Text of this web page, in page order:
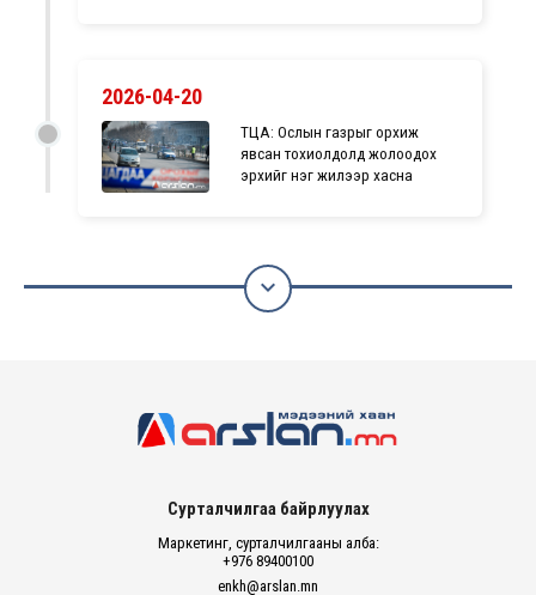
2026-04-20
ТЦА: Ослын газрыг орхиж
явсан тохиолдолд жолоодох
эрхийг нэг жилээр хасна

Сурталчилгаа байрлуулах
Маркетинг, сурталчилгааны алба:
+976 89400100
enkh@arslan.mn